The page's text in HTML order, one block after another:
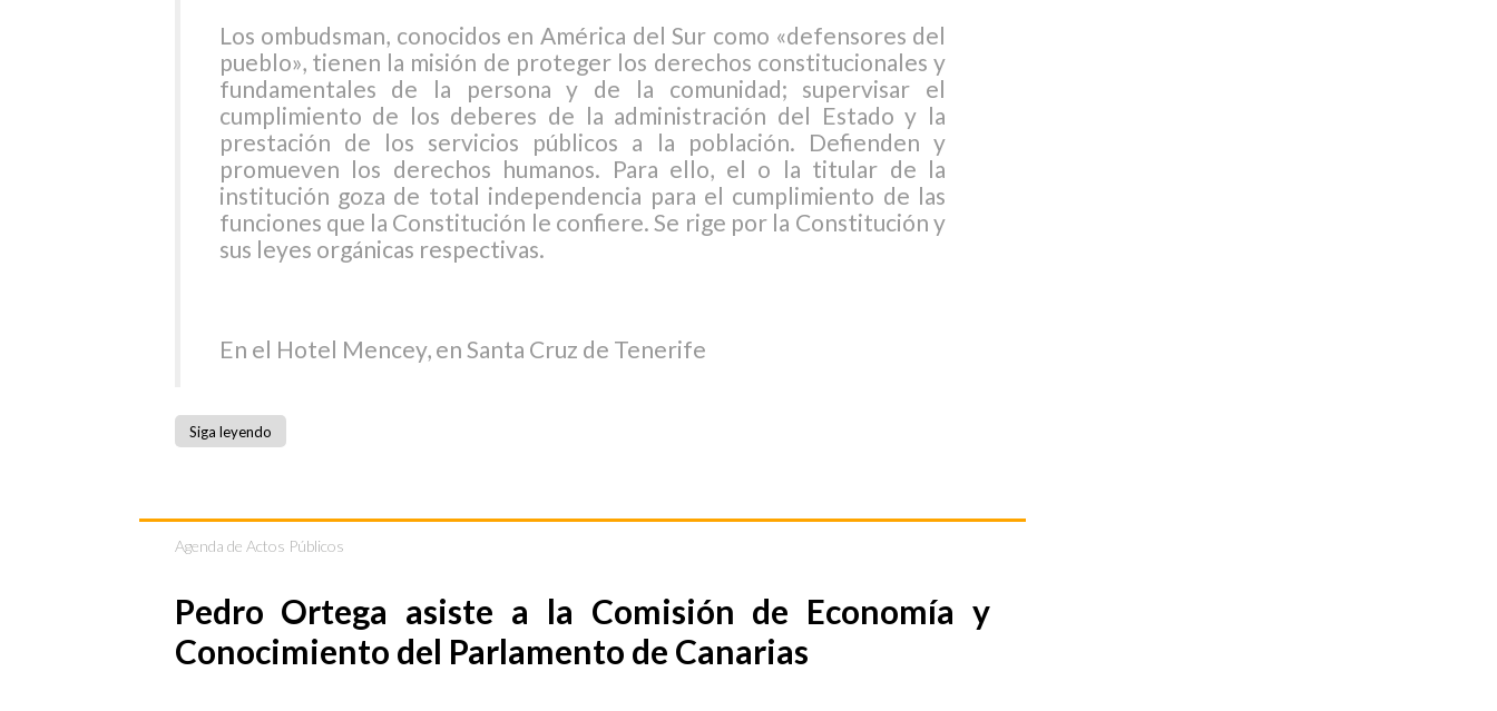
Los ombudsman, conocidos en América del Sur como «defensores del
pueblo», tienen la misión de proteger los derechos constitucionales y
fundamentales de la persona y de la comunidad; supervisar el
cumplimiento de los deberes de la administración del Estado y la
prestación de los servicios públicos a la población. Defienden y
promueven los derechos humanos. Para ello, el o la titular de la
institución goza de total independencia para el cumplimiento de las
funciones que la Constitución le confiere. Se rige por la Constitución y
sus leyes orgánicas respectivas.
En el Hotel Mencey, en Santa Cruz de Tenerife
Siga leyendo
Agenda de Actos Públicos
Pedro Ortega asiste a la Comisión de Economía y
Conocimiento del Parlamento de Canarias